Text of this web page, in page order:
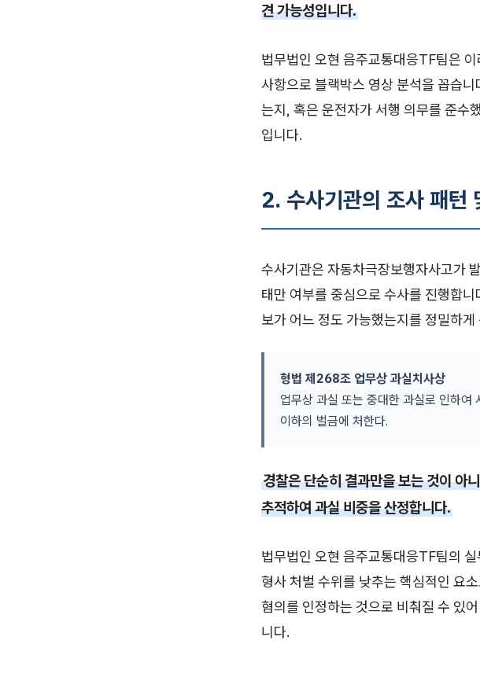
견 가능성입니다.
법무법인 오현 음주교통대응TF팀은
사항으로 블랙박스 영상 분석을 꼽습
는지, 혹은 운전자가 서행 의무를 준수
입니다.
2. 수사기관의 조사 패턴
수사기관은 자동차극장보행자사고가
태만 여부를 중심으로 수사를 진행합
보가 어느 정도 가능했는지를 정밀하게
형법 제268조 업무상 과실치사상
업무상 과실 또는 중대한 과실로 인하
이하의 벌금에 처한다.
경찰은 단순히 결과만을 보는 것이 아
추적하여 과실 비중을 산정합니다.
법무법인 오현 음주교통대응TF팀의
형사 처벌 수위를 낮추는 핵심적인 요
혐의를 인정하는 것으로 비춰질 수 있
니다.